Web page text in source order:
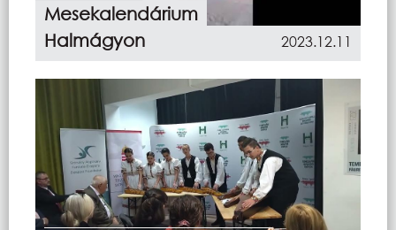
Mesekalendárium
Halmágyon
2023.12.11